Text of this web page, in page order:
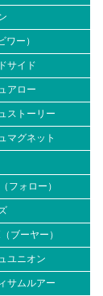
ワー）
サイド
アロー
ストーリー
マグネット
フォロー）
ブーヤー）
ユニオン
サムルアー